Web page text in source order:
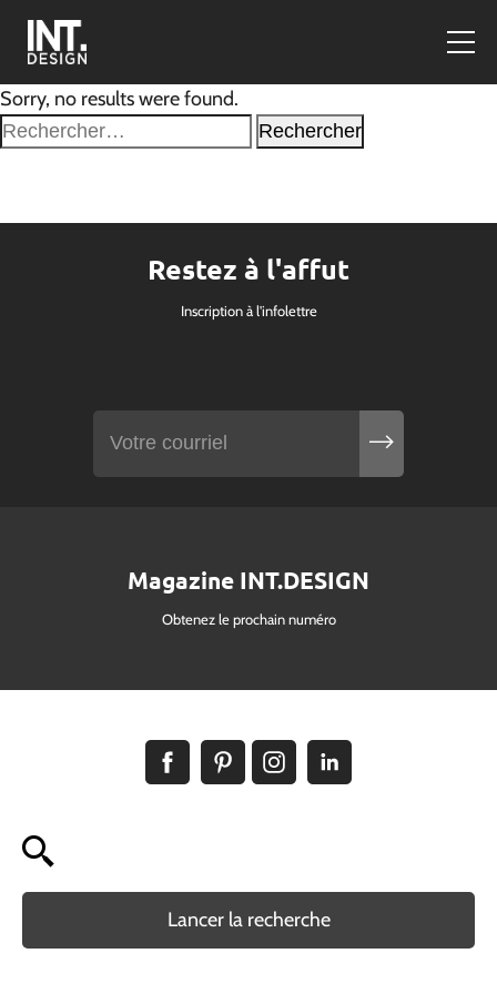
Sorry, no results were found.
Rechercher :
Restez à l'affut
Inscription à l'infolettre
Magazine INT.DESIGN
Obtenez le prochain numéro
Lancer la recherche